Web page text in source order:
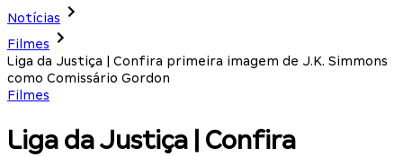
Notícias
Filmes
Liga da Justiça | Confira primeira imagem de J.K. Simmons
como Comissário Gordon
Filmes
Liga da Justiça | Confira